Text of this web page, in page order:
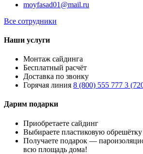
moyfasad01@mail.ru
Все сотрудники
Наши услуги
Монтаж сайдинга
Бесплатный расчёт
Доставка по звонку
Горячая линия 8 (800) 555 777 3
Дарим подарки
Приобретаете сайдинг
Выбираете пластиковую обрешётку
Получаете подарок —
всю площадь дома!